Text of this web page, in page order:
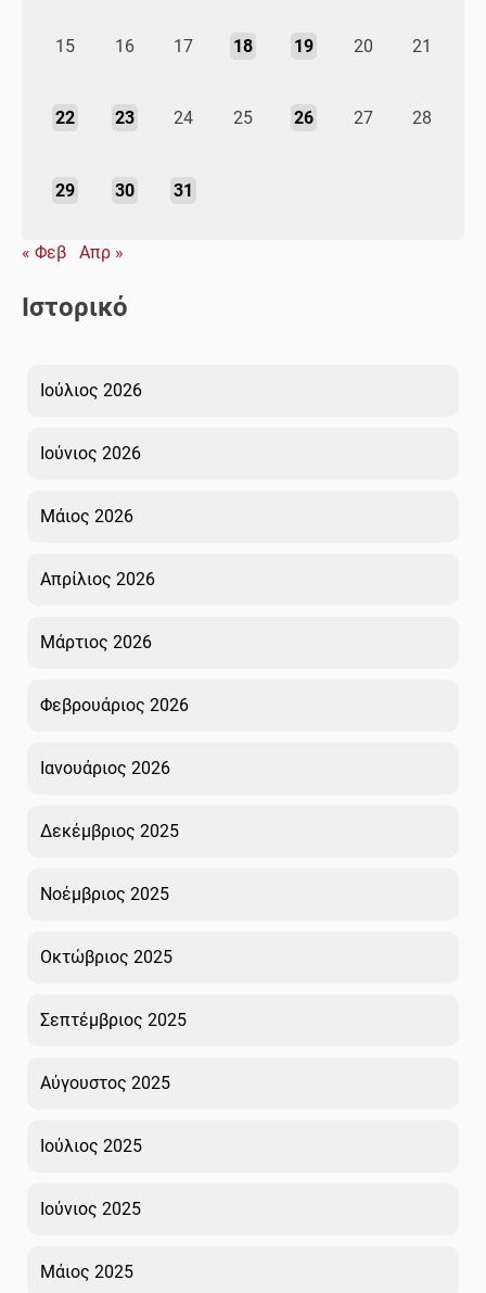
15 16 17 18 19 20 21
22 23 24 25 26 27 28
29 30 31
« Φεβ Απρ »
Ιστορικό
Ιούλιος 2026
Ιούνιος 2026
Μάιος 2026
Απρίλιος 2026
Μάρτιος 2026
Φεβρουάριος 2026
Ιανουάριος 2026
Δεκέμβριος 2025
Νοέμβριος 2025
Οκτώβριος 2025
Σεπτέμβριος 2025
Αύγουστος 2025
Ιούλιος 2025
Ιούνιος 2025
Μάιος 2025